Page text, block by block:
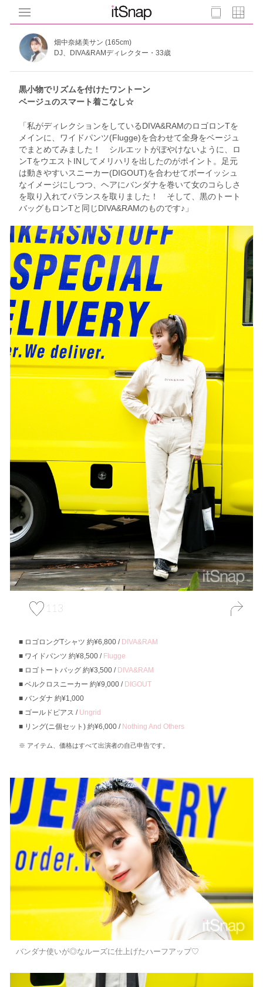
畑中奈緒美サン (165cm)
DJ、DIVA&RAMディレクター・33歳
黒小物でリズムを付けたワントーン
ベージュのスマート着こなし☆
「私がディレクションをしているDIVA&RAMのロゴロンTを
メインに、ワイドパンツ(Flugge)を合わせて全身をベージュ
でまとめてみました！ シルエットがぼやけないように、ロ
ンTをウエストINしてメリハリを出したのがポイント。足元
は動きやすいスニーカー(DIGOUT)を合わせてボーイッシュ
なイメージにしつつ、ヘアにバンダナを巻いて女のコらしさ
を取り入れてバランスを取りました！ そして、黒のトート
バッグもロンTと同じDIVA&RAMのものです♪」
113
ロゴロングTシャツ 約¥6,800 / DIVA&RAM
ワイドパンツ 約¥8,500 / Flugge
ロゴトートバッグ 約¥3,500 / DIVA&RAM
ベルクロスニーカー 約¥9,000 / DIGOUT
バンダナ 約¥1,000
ゴールドピアス / Ungrid
リング(ニ個セット) 約¥6,000 / Nothing And Others
アイテム、価格はすべて出演者の自己申告です。
バンダナ使いが◎なルーズに仕上げたハーフアップ♡